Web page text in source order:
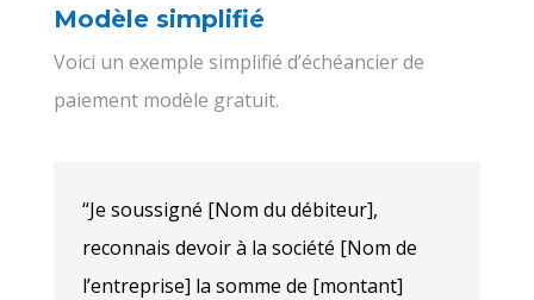
Modèle simplifié
Voici un exemple simplifié d’échéancier de
paiement modèle gratuit.
“Je soussigné [Nom du débiteur],
reconnais devoir à la société [Nom de
l’entreprise] la somme de [montant]